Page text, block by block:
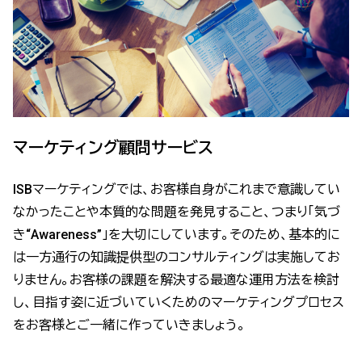
マーケティング顧問サービス
ISBマーケティングでは、お客様自身がこれまで意識してい
なかったことや本質的な問題を発見すること、つまり「気づ
き“Awareness”」を大切にしています。そのため、基本的に
は一方通行の知識提供型のコンサルティングは実施してお
りません。お客様の課題を解決する最適な運用方法を検討
し、目指す姿に近づいていくためのマーケティングプロセス
をお客様とご一緒に作っていきましょう。